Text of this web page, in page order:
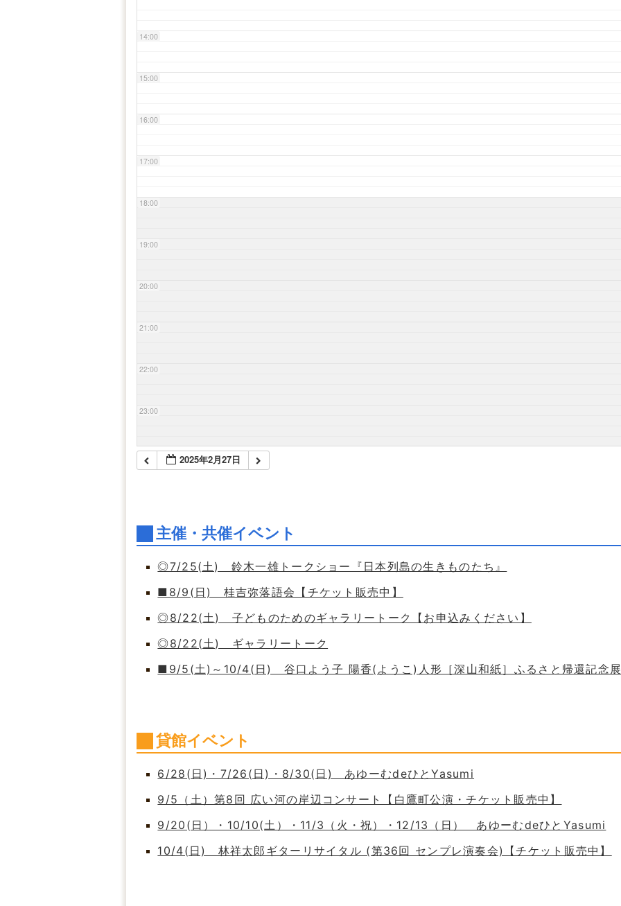
14:00
15:00
16:00
17:00
18:00
19:00
20:00
21:00
22:00
23:00
2025年2月27日
主催・共催イベント
◎7/25(土) 鈴木一雄トークショー『日本列島の生きものたち』
■8/9(日) 桂吉弥落語会【チケット販売中】
◎8/22(土) 子どものためのギャラリートーク【お申込みください】
◎8/22(土) ギャラリートーク
■9/5(土)～10/4(日) 谷口よう子 陽香(ようこ)人形［深山和紙］ふるさと帰還記念
貸館イベント
6/28(日)・7/26(日)・8/30(日) あゆーむdeひとYasumi
9/5（土）第8回 広い河の岸辺コンサート【白鷹町公演・チケット販売中】
9/20(日）・10/10(土）・11/3（火・祝）・12/13（日） あゆーむdeひとYasumi
10/4(日) 林祥太郎ギターリサイタル (第36回 センプレ演奏会)【チケット販売中】